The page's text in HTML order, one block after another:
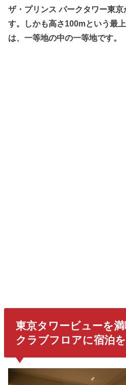
ザ・プリンス パークタワー東
す。しかも高さ100mという最
は、一等地の中の一等地です。
東京タワービューを満
クラブフロアに宿泊を